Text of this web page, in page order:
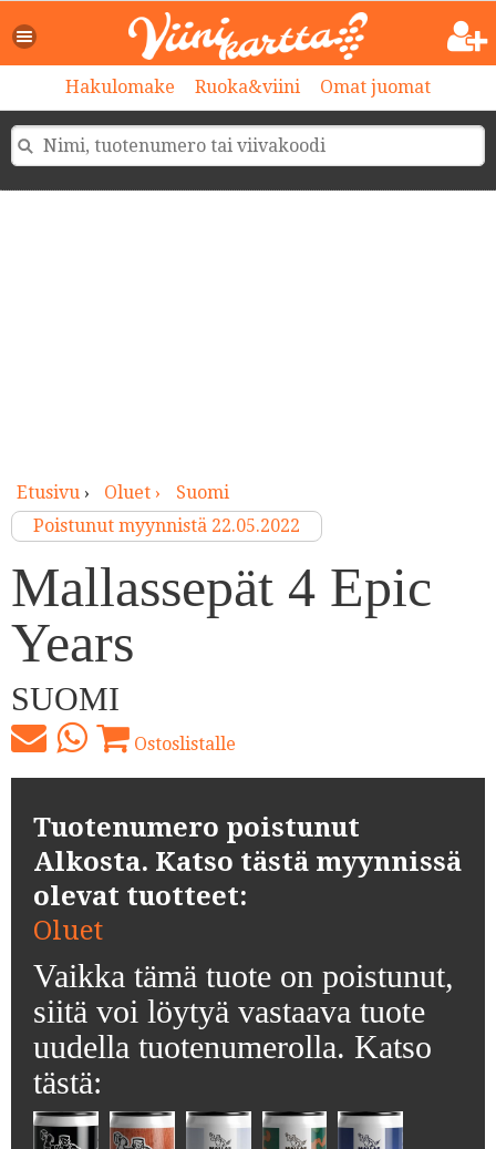
Hakulomake Ruoka&viini Omat juomat
Etusivu› Oluet ›
Suomi
Poistunut myynnistä 22.05.2022
Mallassepät 4 Epic
Years
SUOMI
Ostoslistalle
Tuotenumero poistunut
Alkosta. Katso tästä myynnissä
olevat tuotteet:
Oluet
Vaikka tämä tuote on poistunut,
siitä voi löytyä vastaava tuote
uudella tuotenumerolla. Katso
tästä: